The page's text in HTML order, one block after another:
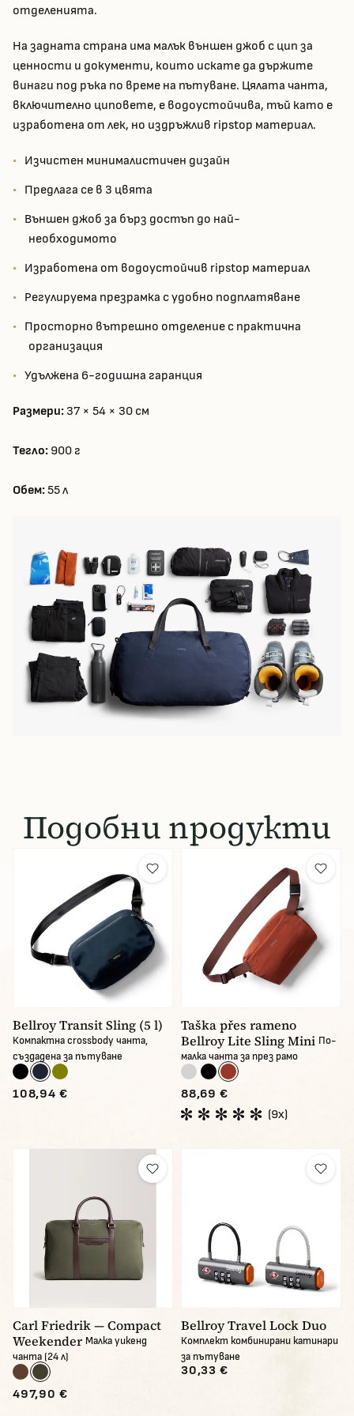
отделенията.
На задната страна има малък външен джоб с цип за
ценности и документи, които искате да държите
винаги под ръка по време на пътуване. Цялата чанта,
включително циповете, е водоустойчива, тъй като е
изработена от лек, но издръжлив ripstop материал.
Изчистен минималистичен дизайн
Предлага се в 3 цвята
Външен джоб за бърз достъп до най-
необходимото
Изработена от водоустойчив ripstop материал
Регулируема презрамка с удобно подплатяване
Просторно вътрешно отделение с практична
организация
Удължена 6-годишна гаранция
Размери: 37 × 54 × 30 см
Тегло: 900 г
Обем:55 л
Подобни продукти
Bellroy Transit Sling (5 l)
Компактна crossbody чанта,
създадена за пътуване
108,94 €
Taška přes rameno
Bellroy Lite Sling Mini По-
малка чанта за през рамо
88,69 €
(9x)
Carl Friedrik — Compact
Weekender Малка уикенд
чанта (24 л)
497,90 €
Bellroy Travel Lock Duo
Комплект комбинирани катинари
за пътуване
30,33 €